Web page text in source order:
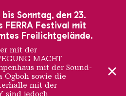
Sonntag, den 23.
Festival mit
Freilichtgelände.
mit der
MACHT
mit der Sound-
Ogboh sowie die
mit der
sind jedoch